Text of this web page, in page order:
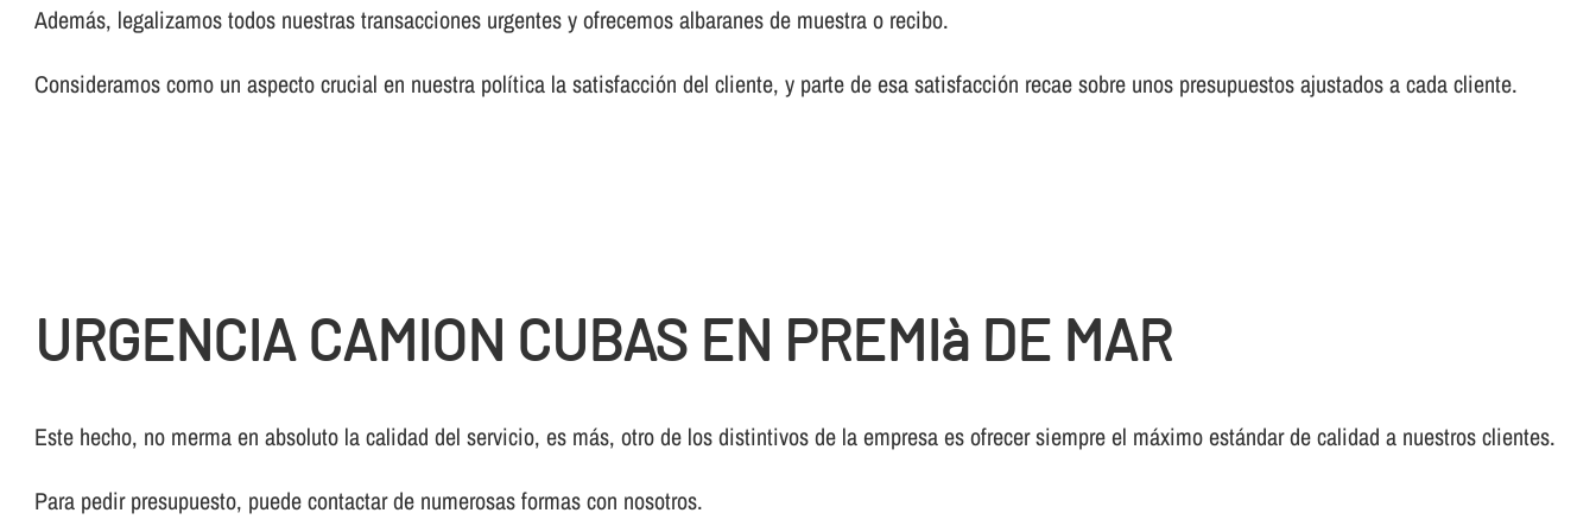
Además, legalizamos todos nuestras transacciones urgentes y ofrecemos albaranes de muestra o recibo.
Consideramos como un aspecto crucial en nuestra polí­tica la satisfacción del cliente, y parte de esa satisfacción recae sobre unos presupuestos ajustados a cada cliente.
URGENCIA CAMION CUBAS EN PREMIà DE MAR
Este hecho, no merma en absoluto la calidad del servicio, es más, otro de los distintivos de la empresa es ofrecer siempre el máximo estándar de calidad a nuestros clientes.
Para pedir presupuesto, puede contactar de numerosas formas con nosotros.